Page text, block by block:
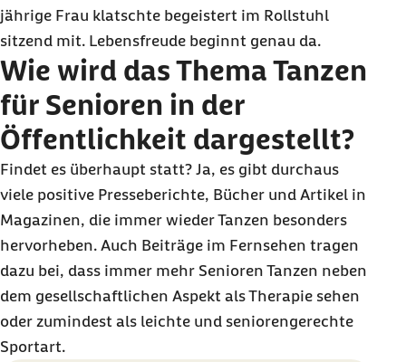
jährige Frau klatschte begeistert im Rollstuhl
sitzend mit. Lebensfreude beginnt genau da.
Wie wird das Thema Tanzen
für Senioren in der
Öffentlichkeit dargestellt?
Findet es überhaupt statt? Ja, es gibt durchaus
viele positive Presseberichte, Bücher und Artikel in
Magazinen, die immer wieder Tanzen besonders
hervorheben. Auch Beiträge im Fernsehen tragen
dazu bei, dass immer mehr Senioren Tanzen neben
dem gesellschaftlichen Aspekt als Therapie sehen
oder zumindest als leichte und seniorengerechte
Sportart.